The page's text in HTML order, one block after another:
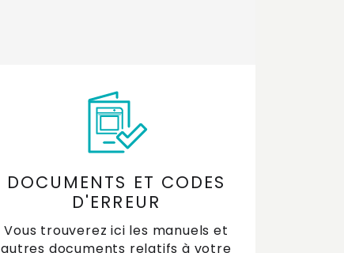
DOCUMENTS ET CODES
D'ERREUR
Vous trouverez ici les manuels et
autres documents relatifs à votre